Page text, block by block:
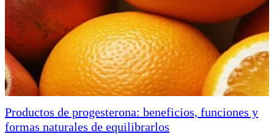
Productos de progesterona: beneficios, funciones y
formas naturales de equilibrarlos